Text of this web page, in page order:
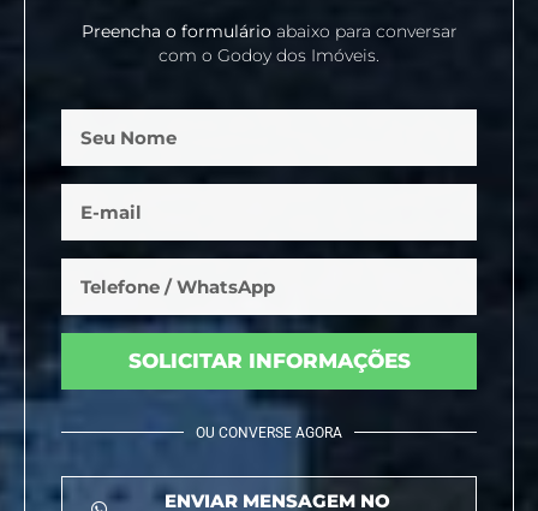
Preencha o formulárioabaixo para conversar
com o Godoy dos Imóveis.
SOLICITAR INFORMAÇÕES
OU CONVERSE AGORA
ENVIAR MENSAGEM NO